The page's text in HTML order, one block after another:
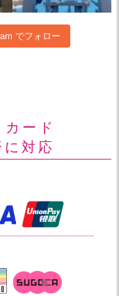
でフォロー
ード
に対応